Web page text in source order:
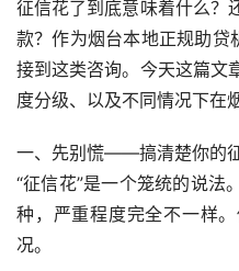
征信花了到底意味着什么？
款？作为烟台本地正规助贷
接到这类咨询。今天这篇文
度分级、以及不同情况下在
一、先别慌——搞清楚你的
“征信花”是一个笼统的说法
种，严重程度完全不一样
况。